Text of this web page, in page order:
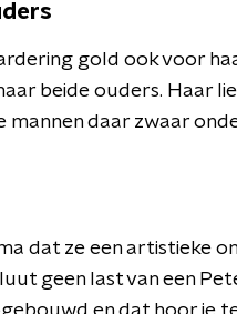
gold ook voor
beide ouders. Haar
daar zwaar
dat ze een artistieke
geen last van een